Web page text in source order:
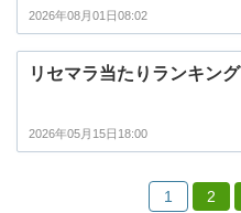
2026年08月01日08:02
リセマラ当たりランキング
2026年05月15日18:00
1 2